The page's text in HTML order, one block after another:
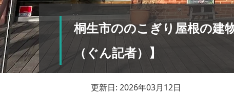
桐生市ののこぎり屋根の建
（ぐん記者）】
更新日: 2026年03月12日